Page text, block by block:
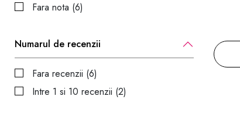
Fara nota (6)
Numarul de recenzii
Fara recenzii (6)
Intre 1 si 10 recenzii (2)